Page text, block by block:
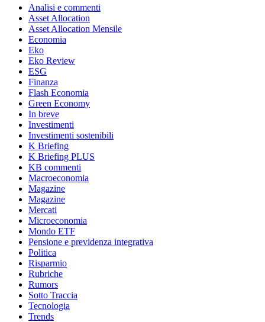
Analisi e commenti
Asset Allocation
Asset Allocation Mensile
Economia
Eko
Eko Review
ESG
Finanza
Flash Economia
Green Economy
In breve
Investimenti
Investimenti sostenibili
K Briefing
K Briefing PLUS
KB commenti
Macroeconomia
Magazine
Magazine
Mercati
Microeconomia
Mondo ETF
Pensione e previdenza integrativa
Politica
Risparmio
Rubriche
Rumors
Sotto Traccia
Tecnologia
Trends